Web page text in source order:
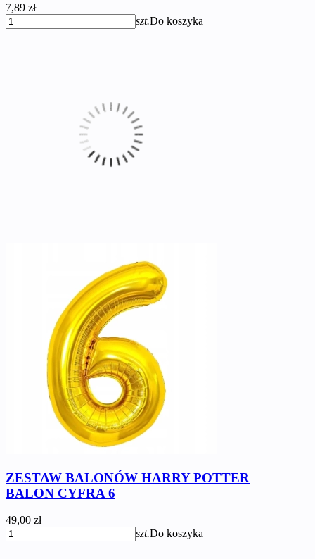
7,89 zł
szt.Do koszyka
ZESTAW BALONÓW HARRY POTTER
BALON CYFRA 6
49,00 zł
szt.Do koszyka